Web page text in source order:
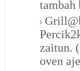
tambah
zaitun.
oven